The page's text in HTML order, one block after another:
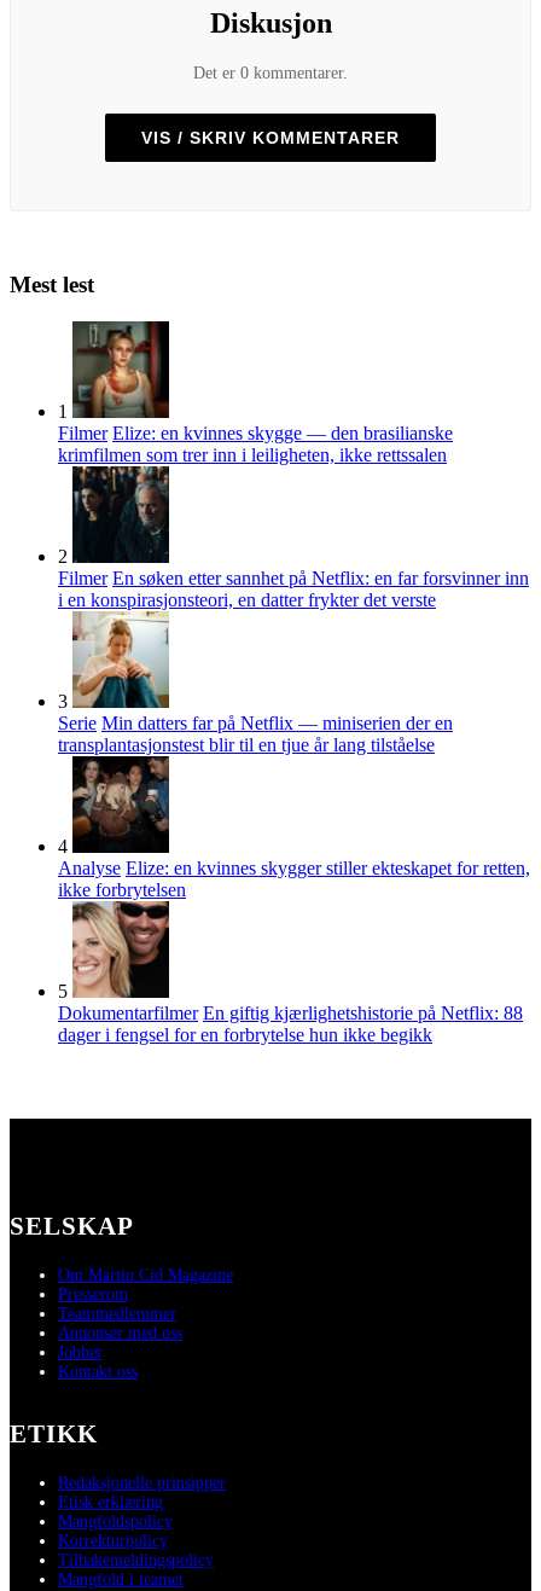
Diskusjon
Det er 0 kommentarer.
VIS / SKRIV KOMMENTARER
Mest lest
1
Filmer Elize: en kvinnes skygge — den brasilianske
krimfilmen som trer inn i leiligheten, ikke rettssalen
2
Filmer En søken etter sannhet på Netflix: en far forsvinner inn
i en konspirasjonsteori, en datter frykter det verste
3
Serie Min datters far på Netflix — miniserien der en
transplantasjonstest blir til en tjue år lang tilståelse
4
Analyse Elize: en kvinnes skygger stiller ekteskapet for retten,
ikke forbrytelsen
5
Dokumentarfilmer En giftig kjærlighetshistorie på Netflix: 88
dager i fengsel for en forbrytelse hun ikke begikk
SELSKAP
Om Martin Cid Magazine
Presserom
Teammedlemmer
Annonser med oss
Jobber
Kontakt oss
ETIKK
Redaksjonelle prinsipper
Etisk erklæring
Mangfoldspolicy
Korrekturpolicy
Tilbakemeldingspolicy
Mangfold i teamet